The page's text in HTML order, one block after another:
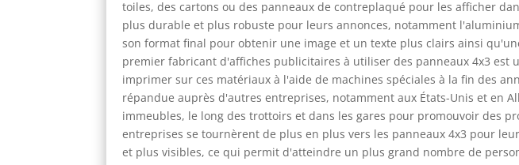
toiles, des cartons ou des panneaux de contreplaqué pour les afficher
plus durable et plus robuste pour leurs annonces, notamment
son format final pour obtenir une image et un texte plus clairs ainsi
premier fabricant d'affiches publicitaires à utiliser des panneaux 4x3 est
imprimer sur ces matériaux à l'aide de machines spéciales à la fin des
répandue auprès d'autres entreprises, notamment aux États-Unis et en
immeubles, le long des trottoirs et dans les gares pour promouvoir des
entreprises se tournèrent de plus en plus vers les panneaux 4x3 pour
et plus visibles, ce qui permit d'atteindre un plus grand nombre de